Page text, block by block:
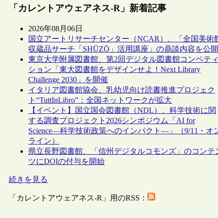
「カレントアウェアネス-R」新着記事
2026年08月06日
国立アートリサーチセンター（NCAR）、「全国美術
収蔵品サーチ「SHŪZŌ」活用講座」の鼎談内容を公開
東京大学附属図書館、第2回デジタル図書館コンペティ
ション「東大図書館をデザインせよ！Next Library
Challenge 2030」を開催
イタリア図書館協会、乳幼児向け読書推進プロジェク
ト“TuttInLibro”：全国ネットワークが拡大
【イベント】国立国会図書館（NDL）、科学技術に関
する調査プロジェクト2026シンポジウム「AI for
Science―科学技術政策へのインパクト―」（9/11・オ
ライン）
県立長野図書館、「信州デジタルコモンズ」のコンテ
ツにDOIの付与を開始
続きを見る
「カレントアウェアネス-R」用のRSS：